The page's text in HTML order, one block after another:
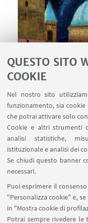
QUESTO SITO
COOKIE
Nel nostro sito
funzionamento, sia
che potrai attivare solo
Cookie e altri strumenti
analisi statistiche,
istituzionale e analisi dei
Se chiudi questo banner
necessari.
Puoi esprimere il
"Personalizza cookie" e,
in "Mostra cookie di
Potrai sempre rivedere le
DATA: 14
LUOGO:
Bologna - via
TIPO: Convegno
ALLEGATI
Locandina[ .pdf